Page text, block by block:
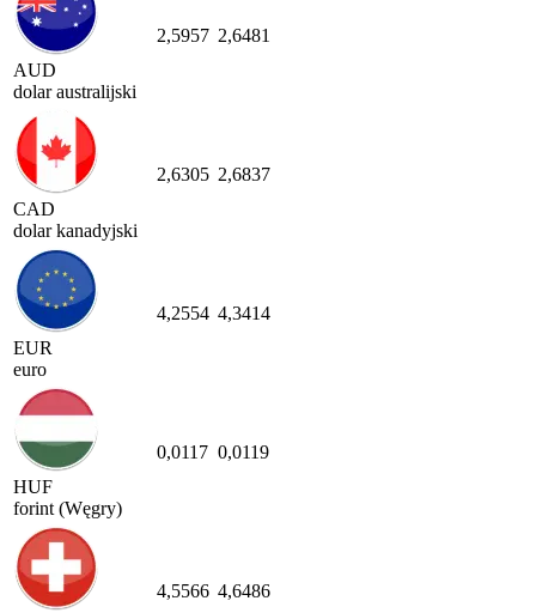
AUD
dolar australijski
2,5957 2,6481
CAD
dolar kanadyjski
2,6305 2,6837
EUR
euro
4,2554 4,3414
HUF
forint (Węgry)
0,0117 0,0119
4,5566 4,6486